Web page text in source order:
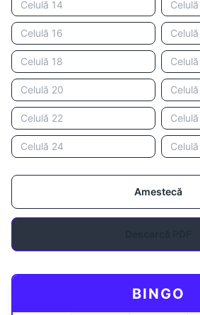
Amestecă
BINGO